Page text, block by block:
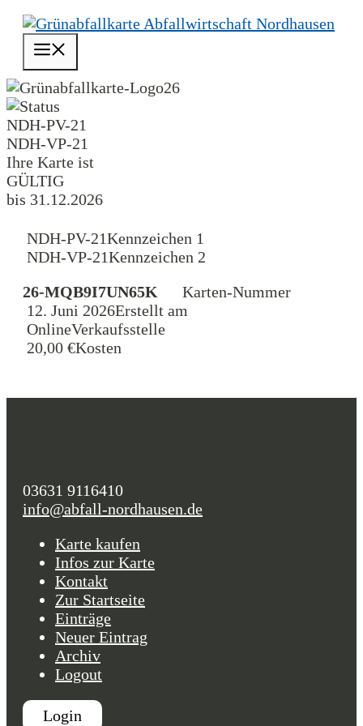
Zum
Inhalt
springen
26
NDH-PV-21
NDH-VP-21
Ihre Karte ist
GÜLTIG
bis 31.12.2026
NDH-PV-21Kennzeichen 1
NDH-VP-21Kennzeichen 2
26-MQB9I7UN65K
Karten-Nummer
12. Juni 2026Erstellt am
OnlineVerkaufsstelle
20,00 €Kosten
03631 9116410
info@abfall-nordhausen.de
Karte kaufen
Infos zur Karte
Kontakt
Zur Startseite
Einträge
Neuer Eintrag
Archiv
Logout
Login